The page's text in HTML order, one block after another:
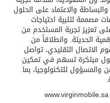
والاعتماد على الحلول
مصممة لتلبية احتياجات
تعزيز تجربة المستخدم من
الحديثة. وانطلاقاً من
الاتصال التقليدي، تواصل
مبتكرة تسهم في تمكين
والمسؤول للتكنولوجيا، بما